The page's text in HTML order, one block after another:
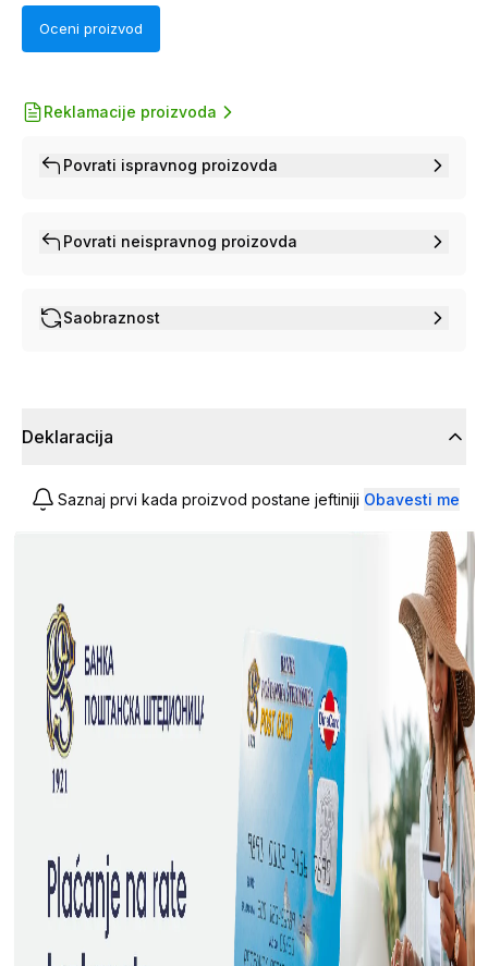
Oceni proizvod
Reklamacije proizvoda
Povrati ispravnog proizovda
Povrati neispravnog proizovda
Saobraznost
Deklaracija
Saznaj prvi kada proizvod postane jeftiniji Obavesti me